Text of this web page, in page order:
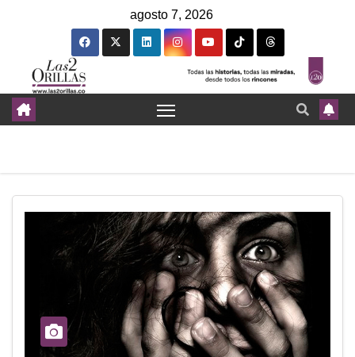
agosto 7, 2026